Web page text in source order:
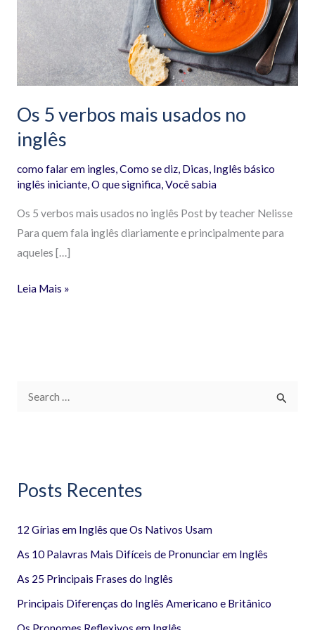
Os 5 verbos mais usados no
inglês
como falar em ingles,Como se diz, Dicas, Inglês básico
inglês iniciante,O que significa,Você sabia
Os 5 verbos mais usados no inglês Post by teacher Nelisse
Para quem fala inglês diariamente e principalmente para
aqueles […]
Leia Mais »
u
s
a
r
Posts Recentes
12 Gírias em Inglês que Os Nativos Usam
As 10 Palavras Mais Difíceis de Pronunciar em Inglês
As 25 Principais Frases do Inglês
Principais Diferenças do Inglês Americano e Britânico